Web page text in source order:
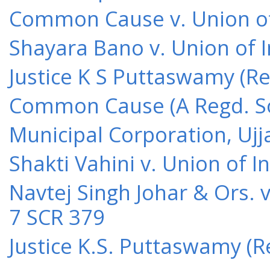
Common Cause v. Union
Shayara Bano v. Union of
Justice K S Puttaswamy
Common Cause (A Regd.
Municipal Corporation,
Shakti Vahini v. Union of
Navtej Singh Johar &
7 SCR 379
Justice K.S. Puttaswamy